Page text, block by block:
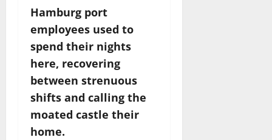
Hamburg port
employees used to
spend their nights
here, recovering
between strenuous
shifts and calling the
moated castle their
home.